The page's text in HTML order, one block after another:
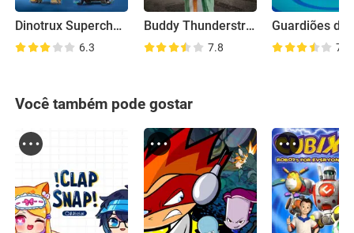
Dinotrux Supercharged
6.3
Buddy Thunderstruck
7.8 7.0
Você também pode gostar